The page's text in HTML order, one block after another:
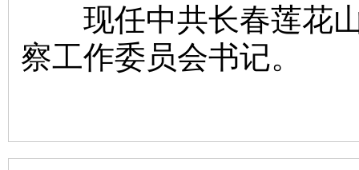
现任中共长春莲花山
察工作委员会书记。